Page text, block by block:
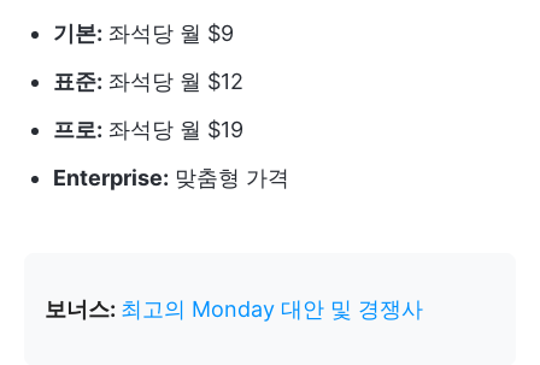
기본: 좌석당 월 $9
표준: 좌석당 월 $12
프로: 좌석당 월 $19
Enterprise: 맞춤형 가격
보너스: 최고의 Monday 대안 및 경쟁사